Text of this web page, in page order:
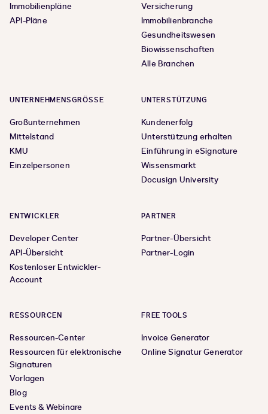
Immobilienpläne
API-Pläne
Versicherung
Immobilienbranche
Gesundheitswesen
Biowissenschaften
Alle Branchen
UNTERNEHMENSGRÖSSE
Großunternehmen
Mittelstand
KMU
Einzelpersonen
UNTERSTÜTZUNG
Kundenerfolg
Unterstützung erhalten
Einführung in eSignature
Wissensmarkt
Docusign University
ENTWICKLER
Developer Center
API-Übersicht
Kostenloser Entwickler-
Account
PARTNER
Partner-Übersicht
Partner-Login
RESSOURCEN
Ressourcen-Center
Ressourcen für elektronische
Signaturen
Vorlagen
Blog
Events & Webinare
FREE TOOLS
Invoice Generator
Online Signatur Generator